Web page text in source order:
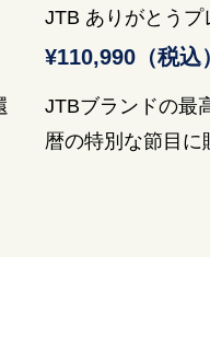
JTB ありがとうプ
¥110,990（税込）
JTBブランドの最
暦の特別な節目に